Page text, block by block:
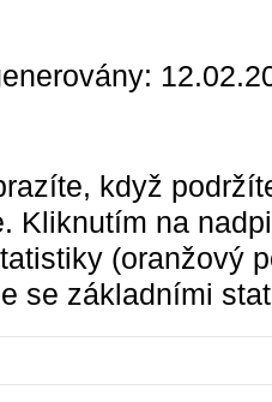
když
Kliknutím na
(oranžový
se základními